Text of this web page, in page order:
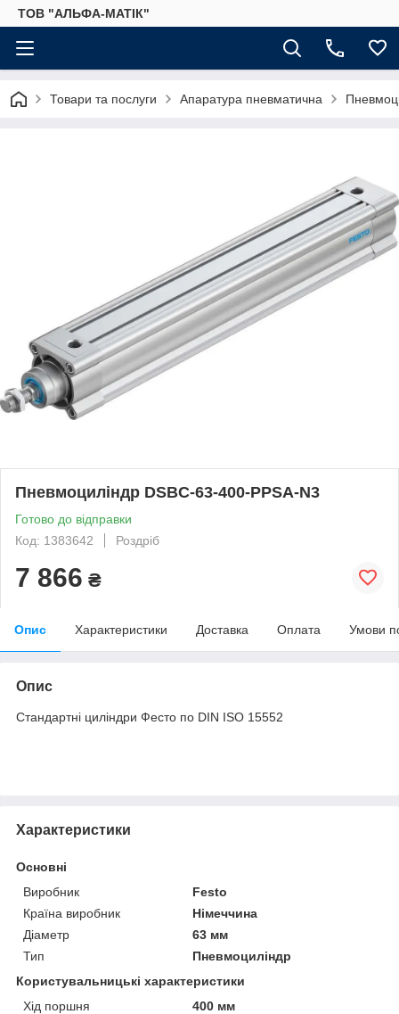
ТОВ "АЛЬФА-МАТІК"
Товари та послуги Апаратура пневматична
Пневмоциліндр DSBC-63-400-PPSA-N3
Готово до відправки
Код: 1383642
Роздріб
7 866 ₴
Опис Характеристики Доставка Оплата Умови
Опис
Стандартні циліндри Фесто по DIN ISO 15552
Характеристики
Основні
Виробник
Festo
Країна виробник
Німеччина
Діаметр
63 мм
Тип
Пневмоциліндр
Користувальницькі характеристики
Хід поршня
400 мм